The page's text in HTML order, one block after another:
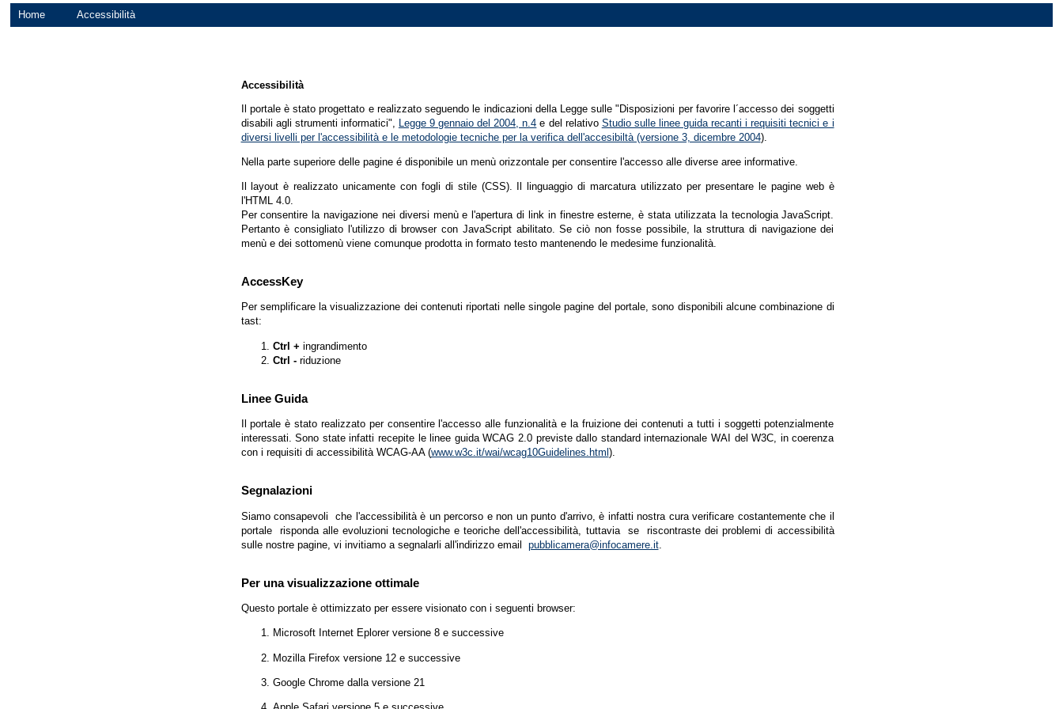
Home Accessibilità
Accessibilità
Il portale è stato progettato e realizzato seguendo le indicazioni della Legge sulle "Disposizioni per favorire l´accesso dei soggetti
disabili agli strumenti informatici", Legge 9 gennaio del 2004, n.4 e del relativo Studio sulle linee guida recanti i requisiti tecnici e i
diversi livelli per l'accessibilità e le metodologie tecniche per la verifica dell'accesibiltà (versione 3, dicembre 2004).
Nella parte superiore delle pagine é disponibile un menù orizzontale per consentire l'accesso alle diverse aree informative.
Il layout è realizzato unicamente con fogli di stile (CSS). Il linguaggio di marcatura utilizzato per presentare le pagine web è
l'HTML 4.0.
Per consentire la navigazione nei diversi menù e l'apertura di link in finestre esterne, è stata utilizzata la tecnologia JavaScript.
Pertanto è consigliato l'utilizzo di browser con JavaScript abilitato. Se ciò non fosse possibile, la struttura di navigazione dei
menù e dei sottomenù viene comunque prodotta in formato testo mantenendo le medesime funzionalità.
AccessKey
Per semplificare la visualizzazione dei contenuti riportati nelle singole pagine del portale, sono disponibili alcune combinazione di
tast:
Ctrl + ingrandimento
Ctrl -riduzione
Linee Guida
Il portale è stato realizzato per consentire l'accesso alle funzionalità e la fruizione dei contenuti a tutti i soggetti potenzialmente
interessati. Sono state infatti recepite le linee guida WCAG 2.0 previste dallo standard internazionale WAI del W3C, in coerenza
con i requisiti di accessibilità WCAG-AA (www.w3c.it/wai/wcag10Guidelines.html ).
Segnalazioni
Siamo consapevoli che l'accessibilità è un percorso e non un punto d'arrivo, è infatti nostra cura verificare costantemente che il
portale risponda alle evoluzioni tecnologiche e teoriche dell'accessibilità, tuttavia se riscontraste dei problemi di accessibilità
sulle nostre pagine, vi invitiamo a segnalarli all'indirizzo email pubblicamera@infocamere.it.
Per una visualizzazione ottimale
Questo portale è ottimizzato per essere visionato con i seguenti browser:
Microsoft Internet Eplorer versione 8 e successive
Mozilla Firefox versione 12 e successive
Google Chrome dalla versione 21